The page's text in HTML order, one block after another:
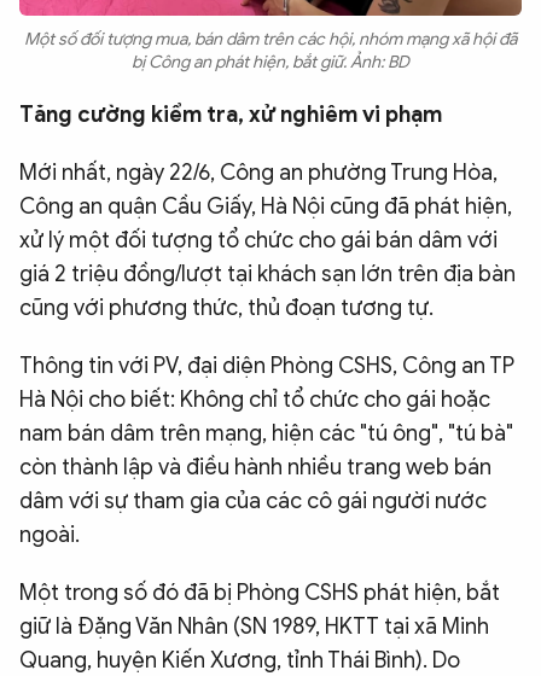
Một số đối tượng mua, bán dâm trên các hội, nhóm mạng xã hội đã
bị Công an phát hiện, bắt giữ. Ảnh: BD
Tăng cường kiểm tra, xử nghiêm vi phạm
Mới nhất, ngày 22/6, Công an phường Trung Hòa,
Công an quận Cầu Giấy, Hà Nội cũng đã phát hiện,
xử lý một đối tượng tổ chức cho gái bán dâm với
giá 2 triệu đồng/lượt tại khách sạn lớn trên địa bàn
cũng với phương thức, thủ đoạn tương tự.
Thông tin với PV, đại diện Phòng CSHS, Công an TP
Hà Nội cho biết: Không chỉ tổ chức cho gái hoặc
nam bán dâm trên mạng, hiện các "tú ông", "tú bà"
còn thành lập và điều hành nhiều trang web bán
dâm với sự tham gia của các cô gái người nước
ngoài.
Một trong số đó đã bị Phòng CSHS phát hiện, bắt
giữ là Đặng Văn Nhân (SN 1989, HKTT tại xã Minh
Quang, huyện Kiến Xương, tỉnh Thái Bình). Do